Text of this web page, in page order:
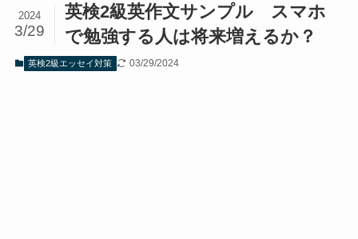
英検2級英作文サンプル スマホ
で勉強する人は将来増えるか？
2024
3/29
英検2級エッセイ対策 03/29/2024